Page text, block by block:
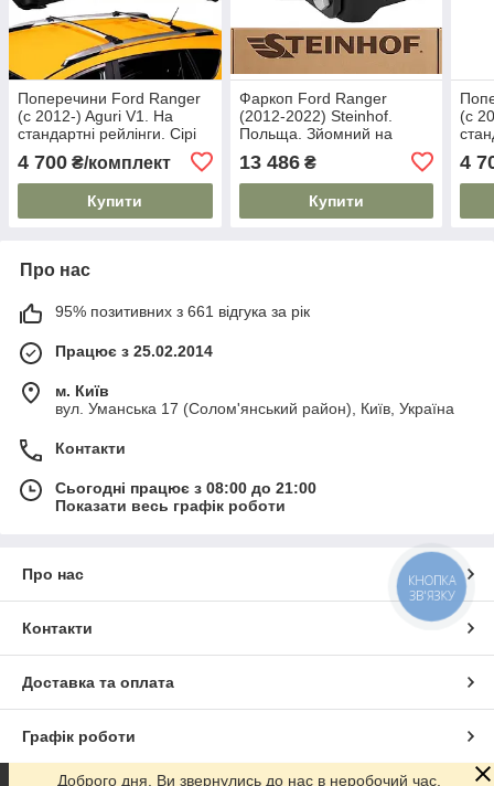
Поперечини Ford Ranger
(c 2012-) Aguri V1. На
стандартні рейлінги. Сірі
4 700 ₴/комплект
Купити
Фаркоп Ford Ranger
(2012-2022) Steinhof.
Польща. Зйомний на
13 486₴
Купити
(c
4
Про нас
95% позитивних з 661 відгука за рік
Працює з 25.02.2014
м. Київ
вул. Уманська 17 (Солом'янський район), Київ, Україна
Контакти
Сьогодні працює з 08:00 до 21:00
Показати весь графік роботи
Про нас
Контакти
Доставка та оплата
Графік роботи
Доброго дня. Ви звернулись до нас в неробочий час.
КНОПКА
ЗВ'ЯЗКУ